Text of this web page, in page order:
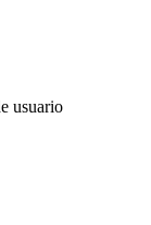
usuario